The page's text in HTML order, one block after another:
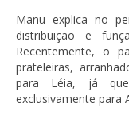
Manu explica no
distribuição e
Recentemente, o
prateleiras,
para Léia, já
exclusivamente para